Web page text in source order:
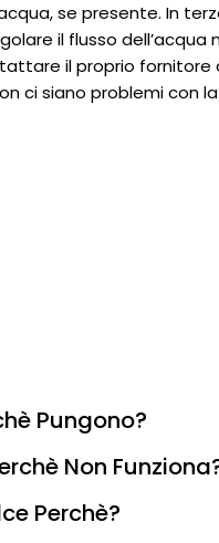
se presente. In
il flusso dell’acqua
il proprio fornitore
ci siano problemi con
Pungono?
Non
Perchè?